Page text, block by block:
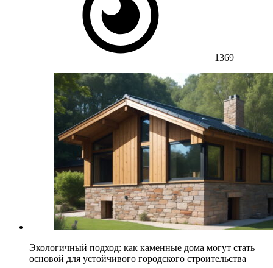
1369
Экологичный подход: как каменные дома могут стать
основой для устойчивого городского строительства